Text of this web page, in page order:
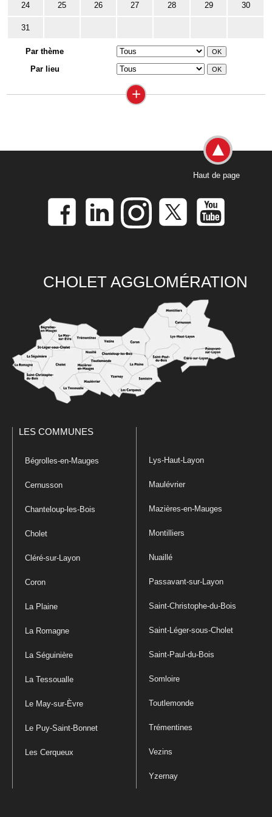
24 25 26 27 28 29 30
31
Par thème
Par lieu
+
Haut de page
CHOLET AGGLOMÉRATION
LES COMMUNES
Bégrolles-en-Mauges
Cernusson
Chanteloup-les-Bois
Cholet
Cléré-sur-Layon
Coron
La Plaine
La Romagne
La Séguinière
La Tessoualle
Le May-sur-Èvre
Le Puy-Saint-Bonnet
Les Cerqueux
Lys-Haut-Layon
Maulévrier
Mazières-en-Mauges
Montilliers
Nuaillé
Passavant-sur-Layon
Saint-Christophe-du-Bois
Saint-Léger-sous-Cholet
Saint-Paul-du-Bois
Somloire
Toutlemonde
Trémentines
Vezins
Yzernay